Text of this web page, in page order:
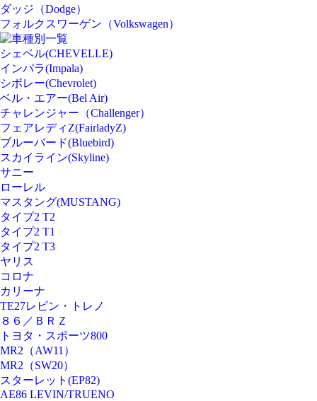
ダッジ（Dodge）
フォルクスワーゲン（Volkswagen）
車種別一覧
シェベル(CHEVELLE)
インパラ(Impala)
シボレー(Chevrolet)
ベル・エアー(Bel Air)
チャレンジャー（Challenger）
フェアレディZ(FairladyZ)
ブルーバード(Bluebird)
スカイライン(Skyline)
サニー
ローレル
マスタング(MUSTANG)
タイプ2 T2
タイプ2 T1
タイプ2 T3
ヤリス
コロナ
カリーナ
TE27レビン・トレノ
８６／ＢＲＺ
トヨタ・スポーツ800
MR2（AW11）
MR2（SW20）
スターレット(EP82)
AE86 LEVIN/TRUENO